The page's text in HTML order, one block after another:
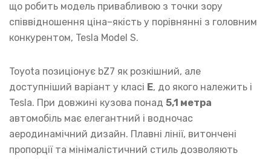
що робить модель привабливою з точки зору
співвідношення ціна–якість у порівнянні з головним
конкурентом, Tesla Model S.
Toyota позиціонує bZ7 як розкішний, але
доступніший варіант у класі E, до якого належить і
Tesla. При довжині кузова понад 5,1 метра
автомобіль має елегантний і водночас
аеродинамічний дизайн. Плавні лінії, витончені
пропорції та мінімалістичний стиль дозволяють